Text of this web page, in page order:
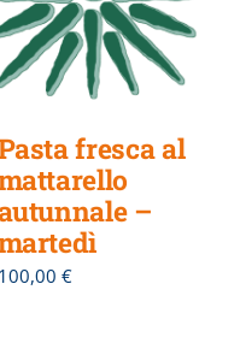
fresca al
–
100,00 €